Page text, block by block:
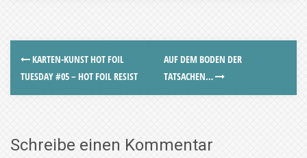
KARTEN-KUNST HOT FOIL
TUESDAY #05 – HOT FOIL RESIST
AUF DEM BODEN DER
TATSACHEN…
Schreibe einen Kommentar